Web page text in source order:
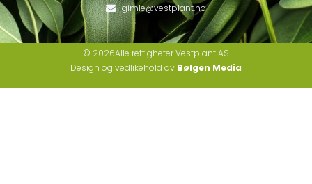
gimle@vestplant.no
© 2026Alle rettigheter Vestplant AS
Design og vedlikehold av Bølgen Media